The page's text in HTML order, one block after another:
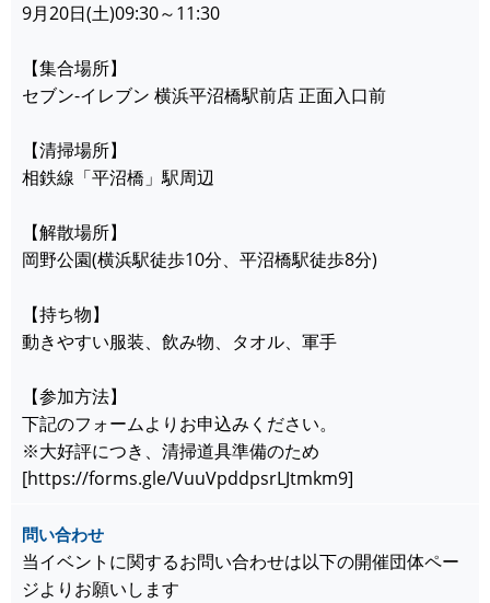
9月20日(土)09:30～11:30
【集合場所】
セブン-イレブン 横浜平沼橋駅前店 正面入口前
【清掃場所】
相鉄線「平沼橋」駅周辺
【解散場所】
岡野公園(横浜駅徒歩10分、平沼橋駅徒歩8分)
【持ち物】
動きやすい服装、飲み物、タオル、軍手
【参加方法】
下記のフォームよりお申込みください。
※大好評につき、清掃道具準備のため
[https://forms.gle/VuuVpddpsrLJtmkm9]
問い合わせ
当イベントに関するお問い合わせは以下の開催団体ペー
ジよりお願いします